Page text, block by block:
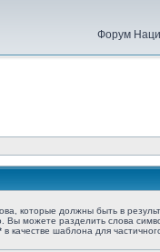
Форум
которые должны быть в
Вы можете разделить слова
в качестве шаблона для